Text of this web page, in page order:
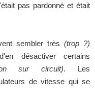
pas pardonné et était
sembler très(trop ?)
désactiver certains
sur circuit). Les
de vitesse qui se